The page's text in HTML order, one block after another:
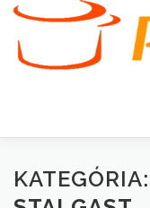
Tovább
tartalomhoz
KEZDŐOLDAL
KATEGÓRIA: